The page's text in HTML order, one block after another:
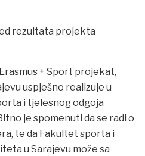
rezultata projekta
+ Sport projekat,
uspješno realizuje u
i tjelesnog odgoja
je spomenuti da se radi o
te da Fakultet sporta i
u Sarajevu može sa